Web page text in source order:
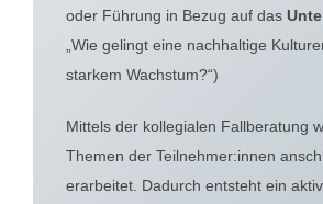
oder Führung in Bezug auf das
„Wie gelingt eine nachhaltige
starkem Wachstum?“)
Mittels der kollegialen Fallberatung
Themen der Teilnehmer:innen
erarbeitet. Dadurch entsteht ein